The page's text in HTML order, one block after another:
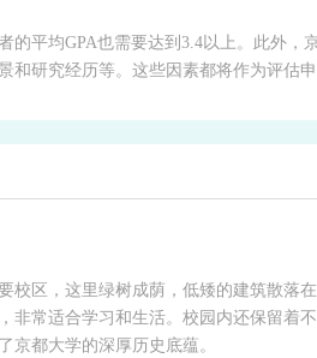
的平均GPA也需要达到3.4以上。此外
和研究经历等。这些因素都将作为评估
校区，这里绿树成荫，低矮的建筑散落
非常适合学习和生活。校园内还保留着
京都大学的深厚历史底蕴。